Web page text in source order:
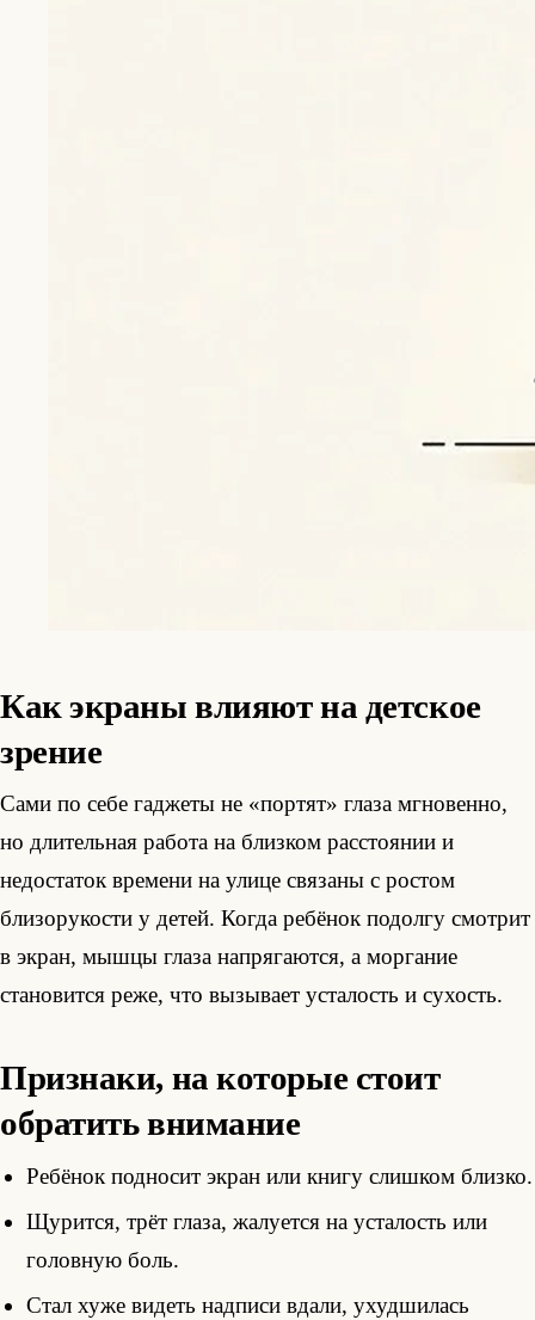
Как экраны влияют на детское
зрение
Сами по себе гаджеты не «портят» глаза мгновенно,
но длительная работа на близком расстоянии и
недостаток времени на улице связаны с ростом
близорукости у детей. Когда ребёнок подолгу смотрит
в экран, мышцы глаза напрягаются, а моргание
становится реже, что вызывает усталость и сухость.
Признаки, на которые стоит
обратить внимание
Ребёнок подносит экран или книгу слишком близко.
Щурится, трёт глаза, жалуется на усталость или
головную боль.
Стал хуже видеть надписи вдали, ухудшилась